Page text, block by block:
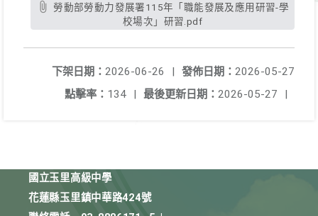
校場次」研習.pdf
發佈日期： 2026-05-27
下架日期： 2026-06-26
|
最後更新日期： 2026-05-27 |
點擊率： 134 |
國立玉里高級中學
花蓮縣玉里鎮中華路424號